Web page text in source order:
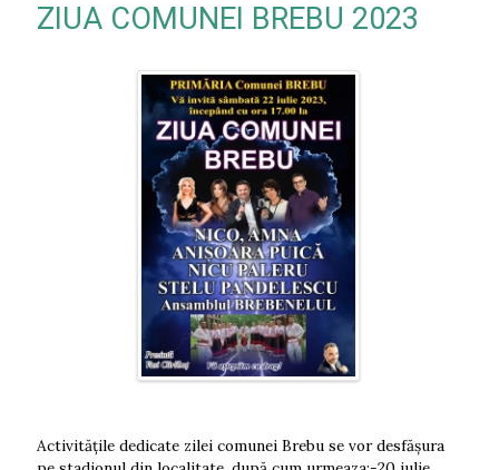
ZIUA COMUNEI BREBU 2023
Activitățile dedicate zilei comunei Brebu se vor desfășura